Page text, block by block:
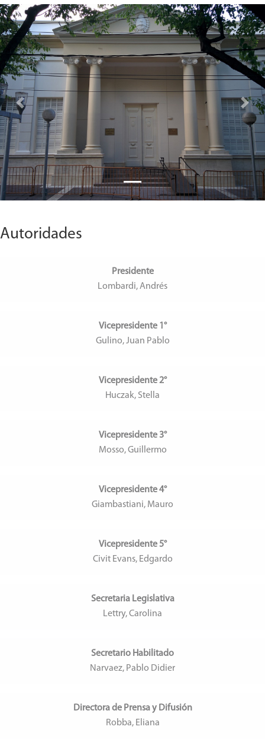
Previous Next
Autoridades
Presidente
Lombardi, Andrés
Vicepresidente 1°
Gulino, Juan Pablo
Vicepresidente 2°
Huczak, Stella
Vicepresidente 3°
Mosso, Guillermo
Vicepresidente 4°
Giambastiani, Mauro
Vicepresidente 5°
Civit Evans, Edgardo
Secretaria Legislativa
Lettry, Carolina
Secretario Habilitado
Narvaez, Pablo Didier
Directora de Prensa y Difusión
Robba, Eliana